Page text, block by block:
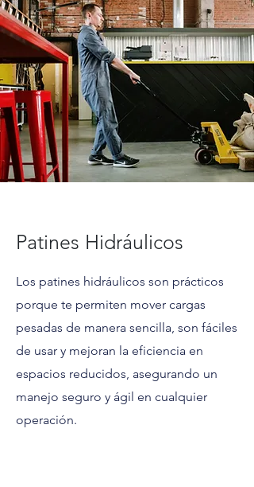
Patines Hidráulicos
Los patines hidráulicos son prácticos
porque te permiten mover cargas
pesadas de manera sencilla, son fáciles
de usar y mejoran la eficiencia en
espacios reducidos, asegurando un
manejo seguro y ágil en cualquier
operación.